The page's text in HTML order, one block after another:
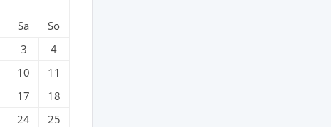
Sa
So
3
4
10
11
17
18
24
25